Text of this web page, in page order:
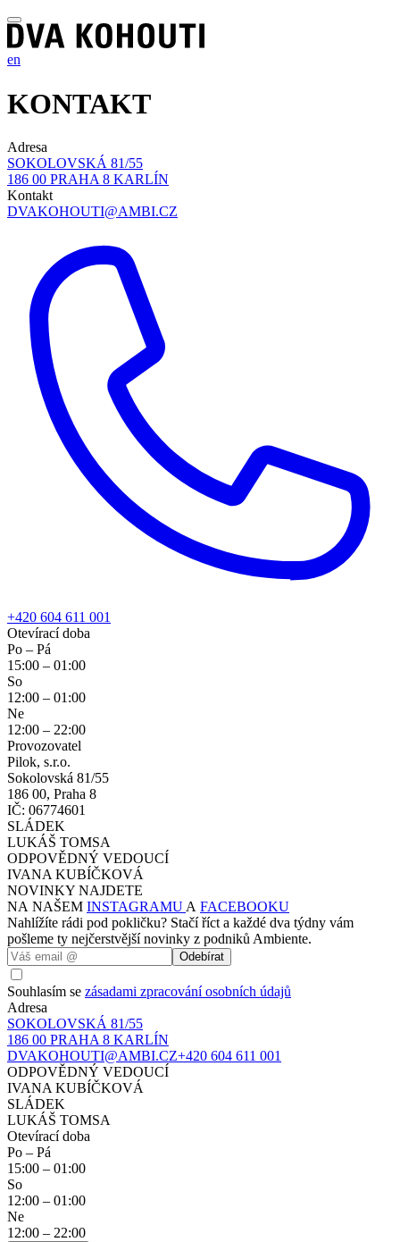
en
KONTAKT
Adresa
SOKOLOVSKÁ 81/55
186 00 PRAHA 8 KARLÍN
Kontakt
DVAKOHOUTI@AMBI.CZ
+420 604 611 001
Otevírací doba
Po – Pá
15:00 – 01:00
So
12:00 – 01:00
Ne
12:00 – 22:00
Provozovatel
Pilok, s.r.o.
Sokolovská 81/55
186 00, Praha 8
IČ: 06774601
SLÁDEK
LUKÁŠ TOMSA
ODPOVĚDNÝ VEDOUCÍ
IVANA KUBÍČKOVÁ
NOVINKY NAJDETE
NA NAŠEM INSTAGRAMU A FACEBOOKU
Nahlížíte rádi pod pokličku? Stačí říct a každé dva týdny vám
pošleme ty nejčerstvější novinky z podniků Ambiente.
Odebírat
Souhlasím se zásadami zpracování osobních údajů
Adresa
SOKOLOVSKÁ 81/55
186 00 PRAHA 8 KARLÍN
DVAKOHOUTI@AMBI.CZ+420 604 611 001
ODPOVĚDNÝ VEDOUCÍ
IVANA KUBÍČKOVÁ
SLÁDEK
LUKÁŠ TOMSA
Otevírací doba
Po – Pá
15:00 – 01:00
So
12:00 – 01:00
Ne
12:00 – 22:00